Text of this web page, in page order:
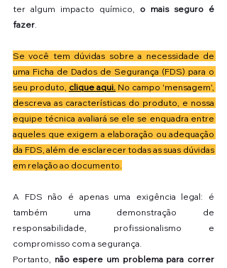
ter algum impacto químico, o mais seguro é
fazer.
Se você tem dúvidas sobre a necessidade de
uma Ficha de Dados de Segurança (FDS) para o
seu produto, clique aqui. No campo 'mensagem',
descreva as características do produto, e nossa
equipe técnica avaliará se ele se enquadra entre
aqueles que exigem a elaboração ou adequação
da FDS, além de esclarecer todas as suas dúvidas
em relação ao documento.
A FDS não é apenas uma exigência legal: é
também uma demonstração de
responsabilidade, profissionalismo e
compromisso com a segurança.
Portanto, não espere um problema para correr